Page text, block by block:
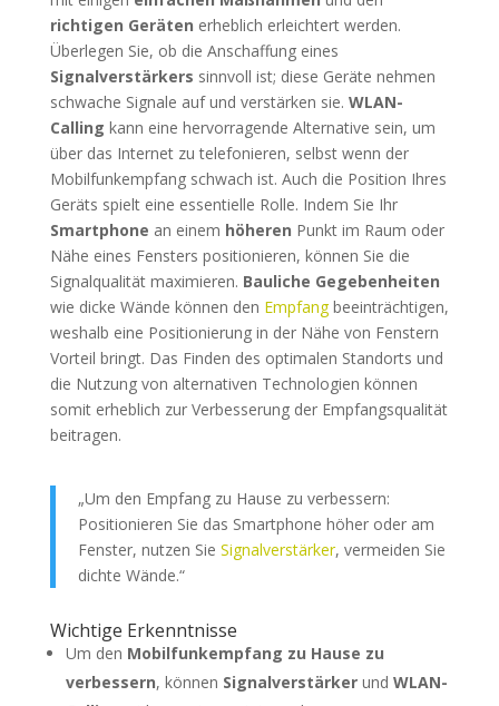
richtigen Geräten erheblich erleichtert werden.
Überlegen Sie, ob die Anschaffung eines
Signalverstärkers sinnvoll ist; diese Geräte nehmen
schwache Signale auf und verstärken sie. WLAN-
Calling kann eine hervorragende Alternative sein, um
über das Internet zu telefonieren, selbst wenn der
Mobilfunkempfang schwach ist. Auch die Position Ihres
Geräts spielt eine essentielle Rolle. Indem Sie Ihr
Smartphone an einem höheren Punkt im Raum oder
Nähe eines Fensters positionieren, können Sie die
Signalqualität maximieren. Bauliche Gegebenheiten
wie dicke Wände können den Empfangbeeinträchtigen,
weshalb eine Positionierung in der Nähe von Fenstern
Vorteil bringt. Das Finden des optimalen Standorts und
die Nutzung von alternativen Technologien können
somit erheblich zur Verbesserung der Empfangsqualität
beitragen.
„Um den Empfang zu Hause zu verbessern:
Positionieren Sie das Smartphone höher oder am
Fenster, nutzen Sie Signalverstärker, vermeiden Sie
dichte Wände.“
Wichtige Erkenntnisse
Um den Mobilfunkempfang zu Hause zu
verbessern, können Signalverstärkerund WLAN-